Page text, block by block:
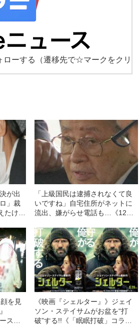
ローする
（遷移先で☆マークをクリ
が出
」裁
たけれ
長男
「上級国民は逮捕されなくて良
いですね」自宅住所がネットに
流出、嫌がらせ電話も…《12人
の長男が直面した「加害者家族
への暴力」
を見
ス初
《映画『シェルター』》ジェイ
ソン・ステイサムがお盆を“打
破”する!!《「眠眠打破」コラ